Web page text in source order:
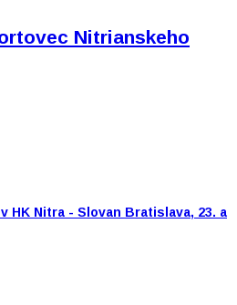
Nitrianskeho
HK Nitra - Slovan Bratislava, 23. a